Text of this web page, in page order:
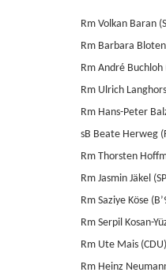
Rm Volkan Baran
Rm Barbara
Rm André Buchloh
Rm Ulrich
Rm Hans-Peter
sB Beate Herweg
Rm Thorsten
Rm Jasmin Jäkel
Rm Saziye Köse
Rm Serpil Kosan-
Rm Ute Mais (CDU)
Rm Heinz